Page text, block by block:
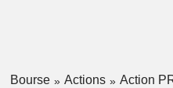
Bourse Actions
Action